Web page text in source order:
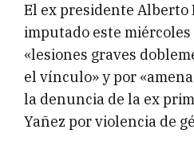
El ex presidente Alberto
imputado este
«lesiones graves
el vínculo» y por
la denuncia de la ex
Yañez por violencia de